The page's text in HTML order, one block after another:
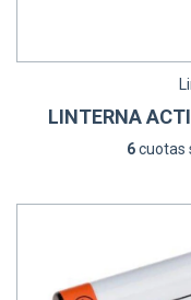
LINTERNA
6cuotas